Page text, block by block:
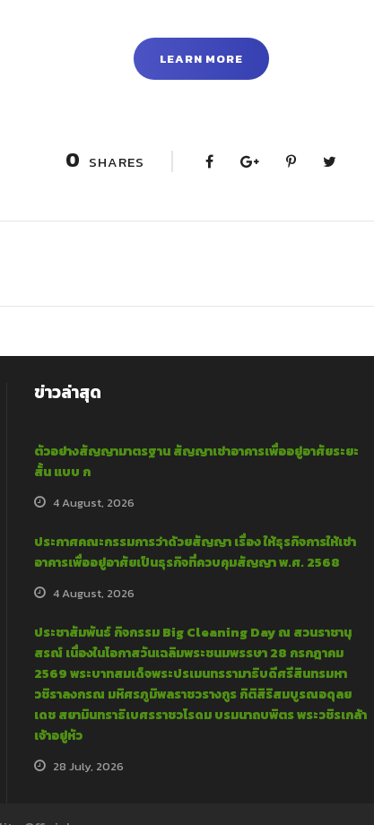
LEARN MORE
0 SHARES
ข่าวล่าสุด
ตัวอย่างสัญญามาตรฐาน สัญญาเช่าอาคารเพื่ออยู่อาศัยระยะ
สั้น แบบ ก
4 August, 2026
ประกาศคณะกรรมการว่าด้วยสัญญา เรื่อง ให้ธุรกิจการให้เช่า
อาคารเพื่ออยู่อาศัยเป็นธุรกิจที่ควบคุมสัญญา พ.ศ. 2568
4 August, 2026
ประชาสัมพันธ์ กิจกรรม Big Cleaning Day ณ สวนราชานุ
สรณ์ เนื่องในโอกาสวันเฉลิมพระชนมพรรษา 28 กรกฎาคม
2569 พระบาทสมเด็จพระปรเมนทรรามาธิบดีศรีสินทรมหา
วชิราลงกรณ มหิศรภูมิพลราชวรางกูร กิติสิริสมบูรณอดุลย
เดช สยามินทราธิเบศรราชวโรดม บรมนาถบพิตร พระวชิรเกล้า
เจ้าอยู่หัว
28 July, 2026